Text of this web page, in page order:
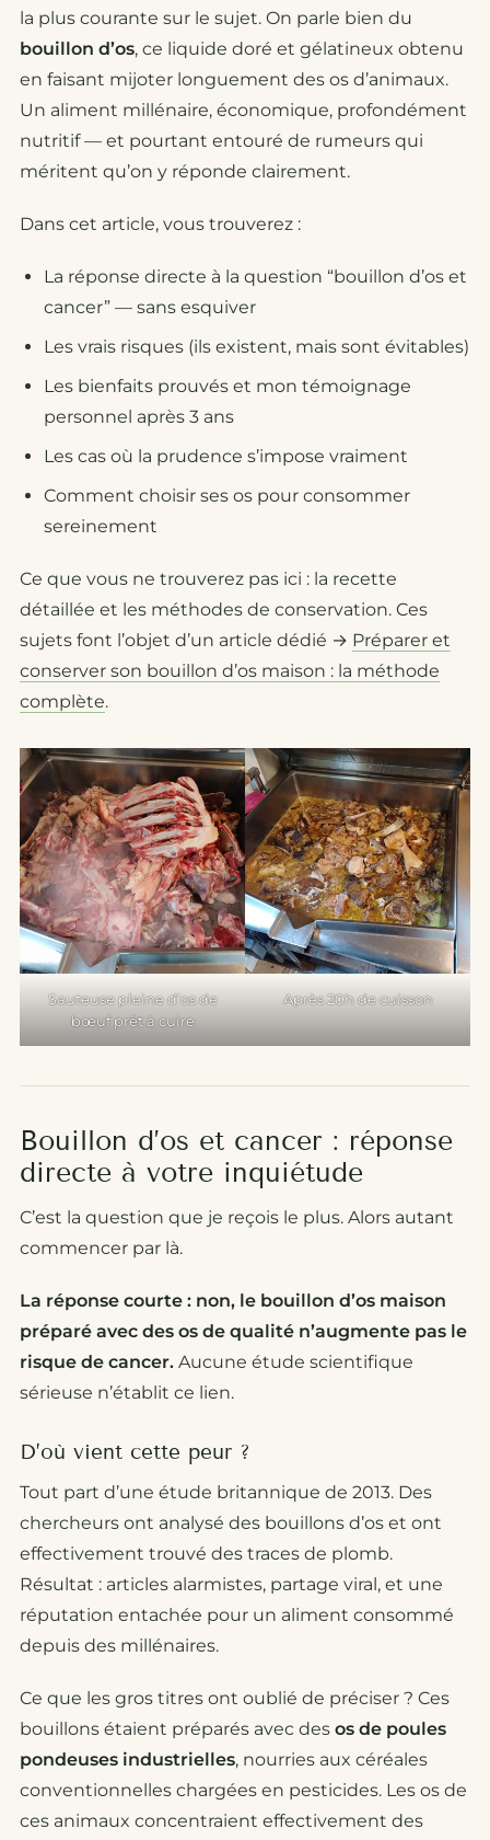
la plus courante sur le sujet. On parle bien du
bouillon d’os, ce liquide doré et gélatineux obtenu
en faisant mijoter longuement des os d’animaux.
Un aliment millénaire, économique, profondément
nutritif — et pourtant entouré de rumeurs qui
méritent qu’on y réponde clairement.
Dans cet article, vous trouverez :
La réponse directe à la question “bouillon d’os et
cancer” — sans esquiver
Les vrais risques (ils existent, mais sont évitables)
Les bienfaits prouvés et mon témoignage
personnel après 3 ans
Les cas où la prudence s’impose vraiment
Comment choisir ses os pour consommer
sereinement
Ce que vous ne trouverez pas ici : la recette
détaillée et les méthodes de conservation. Ces
sujets font l’objet d’un article dédié → Préparer et
conserver son bouillon d’os maison : la méthode
complète.
Sauteuse pleine d’os de
bœuf prêt à cuire
Après 20h de cuisson
Bouillon d’os et cancer : réponse
directe à votre inquiétude
C’est la question que je reçois le plus. Alors autant
commencer par là.
La réponse courte : non, le bouillon d’os maison
préparé avec des os de qualité n’augmente pas le
risque de cancer. Aucune étude scientifique
sérieuse n’établit ce lien.
D’où vient cette peur ?
Tout part d’une étude britannique de 2013. Des
chercheurs ont analysé des bouillons d’os et ont
effectivement trouvé des traces de plomb.
Résultat : articles alarmistes, partage viral, et une
réputation entachée pour un aliment consommé
depuis des millénaires.
Ce que les gros titres ont oublié de préciser ? Ces
bouillons étaient préparés avec des os de poules
pondeuses industrielles, nourries aux céréales
conventionnelles chargées en pesticides. Les os de
ces animaux concentraient effectivement des